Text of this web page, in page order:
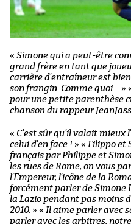
« Simone qui a peut-être
grand frère en tant que
carrière d’entraîneur est
son frangin. Comme quoi…
»
pour une petite parenthèse
chanson du rappeur
« C’est sûr qu’il valait mieux
celui d’en face ! » « Filippo et
français par Philippe et
les rues de Rome, on vous
l’Empereur, l’icône de la
forcément parler de Simone
la Lazio pendant pas moins
2010. » « Il aime parler avec
parler avec les arbitres,